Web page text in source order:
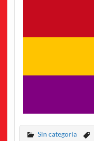
Sin categoría